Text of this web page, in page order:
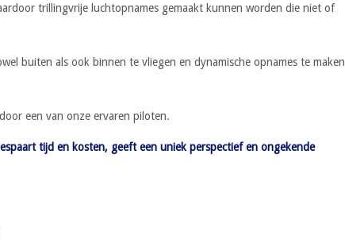
trillingvrije luchtopnames gemaakt kunnen worden die niet of
buiten als ook binnen te vliegen en dynamische opnames te maken
een van onze ervaren piloten.
tijd en kosten, geeft een uniek perspectief en ongekende